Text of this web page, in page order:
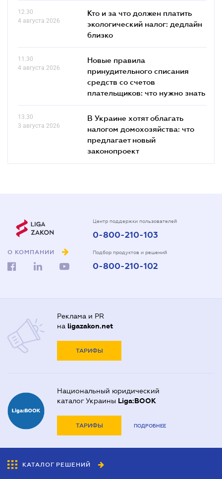
12.30
4 августа 2026
Кто и за что должен платить
экологический налог: дедлайн
близко
11.30
4 августа 2026
Новые правила
принудительного списания
средств со счетов
плательщиков: что нужно знать
13.30
3 августа 2026
В Украине хотят облагать
налогом домохозяйства: что
предлагает новый
законопроект
О КОМПАНИИ
Центр поддержки пользователей
0-800-210-103
Подбор продуктов и решений
0-800-210-102
Реклама и PR
на ligazakon.net
ТАРИФЫ
Национальный юридический
каталог Украины Liga:BOOK
ТАРИФЫ ПОДРОБНЕЕ
КАТАЛОГ РЕШЕНИЙ